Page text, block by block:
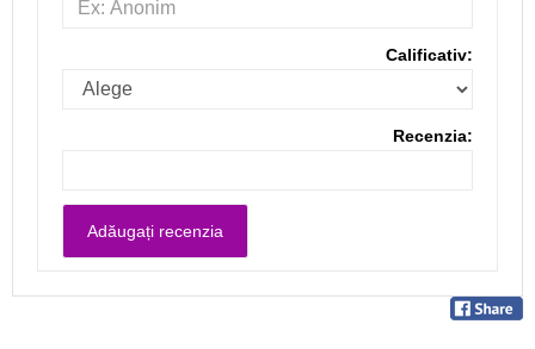
Calificativ:
Recenzia: